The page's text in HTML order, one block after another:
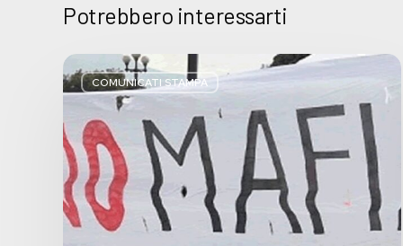
Potrebbero interessarti
COMUNICATI STAMPA
Basta
bugie,
Regione
Lombardia
pratica
l’antimafia
solo
a
parole